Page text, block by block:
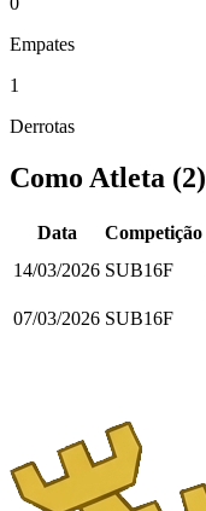
Empates
1
Derrotas
Como Atleta (2)
Data Competição
14/03/2026 SUB16F
07/03/2026 SUB16F